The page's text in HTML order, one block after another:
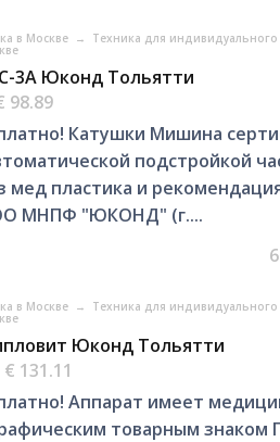
в Москве → Техника для
3А Юконд Тольятти
98.89
Катушки Мишина
подстройкой
мед пластика и
МНПФ "ЮКОНД" (г....
в Москве → Техника для
Юконд Тольятти
€ 131.11
Аппарат имеет
товарным